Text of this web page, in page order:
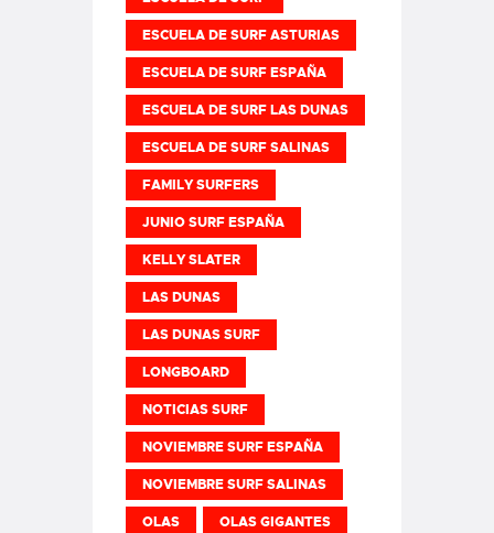
ESCUELA DE SURF ASTURIAS
ESCUELA DE SURF ESPAÑA
ESCUELA DE SURF LAS DUNAS
ESCUELA DE SURF SALINAS
FAMILY SURFERS
JUNIO SURF ESPAÑA
KELLY SLATER
LAS DUNAS
LAS DUNAS SURF
LONGBOARD
NOTICIAS SURF
NOVIEMBRE SURF ESPAÑA
NOVIEMBRE SURF SALINAS
OLAS OLAS GIGANTES